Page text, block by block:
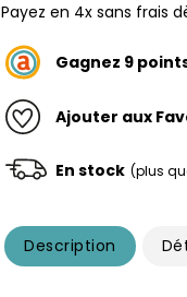
Payez en 4x sans frais
Gagnez 9
Ajouter aux
En stock (plus
Description